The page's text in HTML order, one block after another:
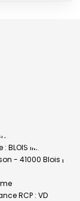
des
IMMOBILIER
- 41000 Blois |
RCP : VD